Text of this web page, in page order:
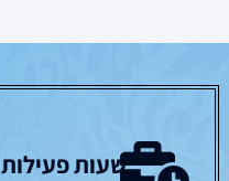
שעות פעילות